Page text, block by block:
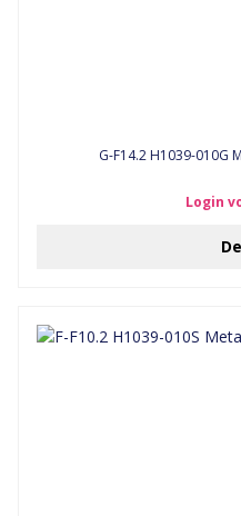
G-F14.2 H1039-010G
Login